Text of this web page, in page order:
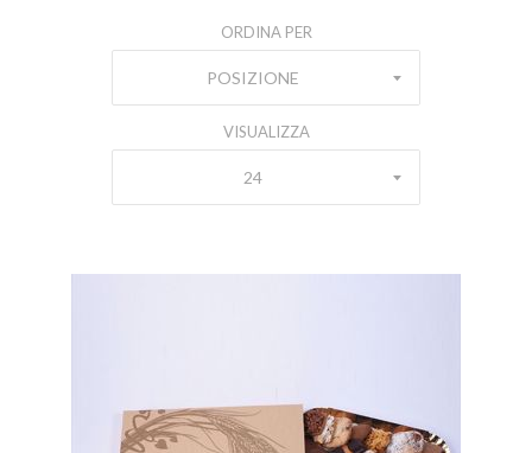
ORDINA PER
POSIZIONE
VISUALIZZA
24